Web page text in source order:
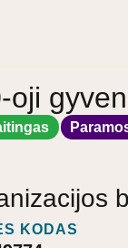
oji
KODAS